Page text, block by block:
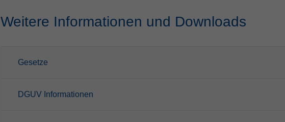
Weitere Informationen und Downloads
Gesetze
DGUV Informationen